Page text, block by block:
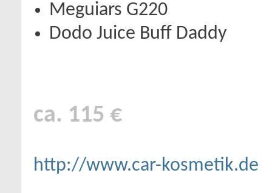
Meguiars G220
Dodo Juice Buff Daddy
ca. 115 €
http://www.car-kosmetik.de